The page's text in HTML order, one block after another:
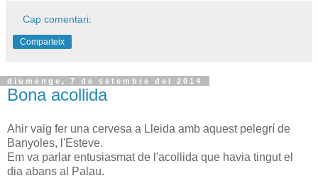
Cap comentari:
Comparteix
diumenge, 7 de setembre del 2014
Bona acollida
Ahir vaig fer una cervesa a Lleida amb aquest pelegrí de
Banyoles, l'Esteve.
Em va parlar entusiasmat de l'acollida que havia tingut el
dia abans al Palau.